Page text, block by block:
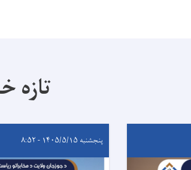
تازه
پنجشنبه ۱۴۰۵/۵/۱۵ - ۸:۵۲